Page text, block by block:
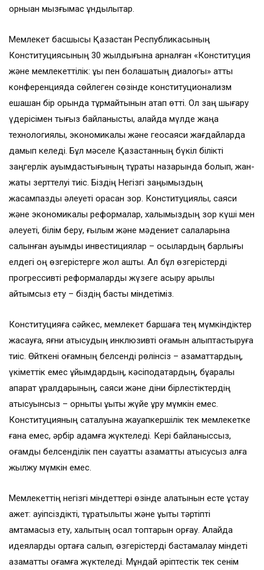
орныққан мызғымас құндылықтар.
Мемлекет басшысы Қазақстан Республикасының
Конституциясының 30 жылдығына арналған «Конституция
және мемлекеттілік: құқық пен болашақтың диалогы» атты
конференцияда сөйлеген сөзінде конституционализм
ешқашан бір орында тұрмайтынын атап өтті. Ол заң шығару
үдерісімен тығыз байланысты, алайда мүлде жаңа
технологиялық, экономикалық және геосаяси жағдайларда
дамып келеді. Бұл мәселе Қазақстанның бүкіл білікті
заңгерлік қауымдастығының тұрақты назарында болып, жан-
жақты зерттелуі тиіс. Біздің Негізгі заңымыздың
жасампаздық әлеуеті орасан зор. Конституциялық, саяси
және экономикалық реформалар, халқымыздың зор күші мен
әлеуеті, білім беру, ғылым және мәдениет салаларына
салынған ауқымды инвестициялар – осылардың барлығы
елдегі оң өзгерістерге жол ашты. Ал бұл өзгерістерді
прогрессивті реформаларды жүзеге асыру арқылы
қайтымсыз ету – біздің басты міндетіміз.
Конституцияға сәйкес, мемлекет баршаға тең мүмкіндіктер
жасауға, яғни қатысудың инклюзивті қоғамын қалыптастыруға
тиіс. Өйткені қоғамның белсенді рөлінсіз – азаматтардың,
үкіметтік емес ұйымдардың, кәсіподақтардың, бұқаралық
ақпарат құралдарының, саяси және діни бірлестіктердің
қатысуынсыз – орнықты құқықтық жүйе құру мүмкін емес.
Конституцияның сақталуына жауапкершілік тек мемлекетке
ғана емес, әрбір адамға жүктеледі. Кері байланыссыз,
қоғамдық белсенділік пен сауатты азаматтық қатысусыз алға
жылжу мүмкін емес.
Мемлекеттің негізгі міндеттері өзінде қалатынын есте ұстау
қажет: қауіпсіздікті, тұрақтылықты және құқықтық тәртіпті
қамтамасыз ету, халықтың осал топтарын қорғау. Алайда
идеяларды ортаға салып, өзгерістерді бастамалау міндеті
азаматтық қоғамға жүктеледі. Мұндай әріптестік тек сенім